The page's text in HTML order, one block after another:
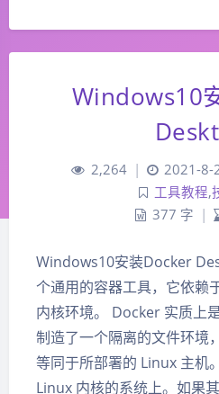
Windows10
2,264 | 2021-8-
工具教程,
377 字 |
Windows10安装Docker
个通用的容器工具，它依赖
内核环境。 Docker 实质上
制造了一个隔离的文件环境
等同于所部署的 Linux 主机
Linux 内核的系统上。如果